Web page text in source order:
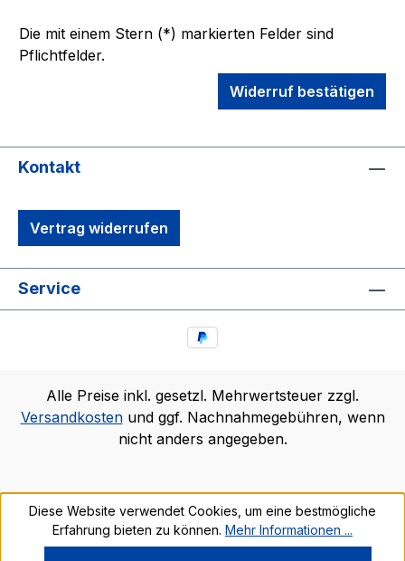
Die mit einem Stern (*) markierten Felder sind
Pflichtfelder.
Widerruf bestätigen
Kontakt
Vertrag widerrufen
Service
Alle Preise inkl. gesetzl. Mehrwertsteuer zzgl.
Versandkostenund ggf. Nachnahmegebühren, wenn
nicht anders angegeben.
Diese Website verwendet Cookies, um eine bestmögliche
Erfahrung bieten zu können. Mehr Informationen ...